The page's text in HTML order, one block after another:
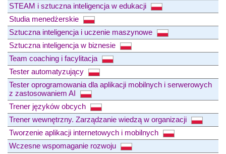
STEAM i sztuczna inteligencja w edukacji
Studia menedżerskie
Sztuczna inteligencja i uczenie maszynowe
Sztuczna inteligencja w biznesie
Team coaching i facylitacja
Tester automatyzujący
Tester oprogramowania dla aplikacji mobilnych i serwerowych
z zastosowaniem AI
Trener języków obcych
Trener wewnętrzny. Zarządzanie wiedzą w organizacji
Tworzenie aplikacji internetowych i mobilnych
Wczesne wspomaganie rozwoju